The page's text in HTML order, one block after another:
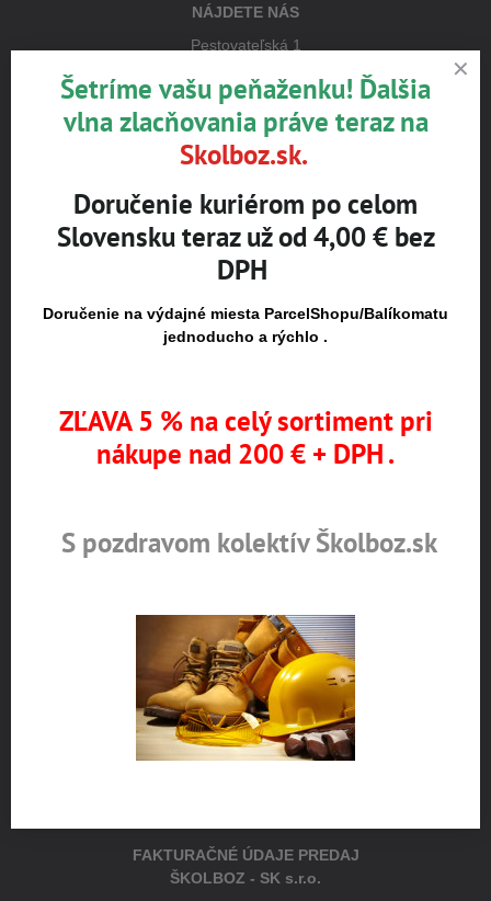
NÁJDETE NÁS
Pestovateľská 1
Otváracie hodiny
pondelok až štvrtok 8:00 – 16:00
POZOR!!! Otváracie hodiny - prázdninový režim,
Po - Št 7,00h-15h, Piat. 7,00h-13,00h
Upozornenie k objednávke:
Osobný odber na predajni je možný
po obdržaní potvrdzujúcej SMS alebo e-mailu.
Externý obsah je blokovaný Voľbami
Prajete si načítať externý obsah?
Povoliť a zapamätať - súhlas s druhom
cookie: Funkčné
Otvoriť obsah v novom okne
FAKTURAČNÉ ÚDAJE PREDAJ
ŠKOLBOZ - SK s.r.o.
Šetríme vašu peňaženku! Ďalšia
vlna zlacňovania práve teraz na
Skolboz.sk.
Doručenie kuriérom po celom
Slovensku teraz už od 4,00 € bez
DPH
Doručenie na výdajné miesta ParcelShopu/Balíkomatu
jednoducho a rýchlo .
ZĽAVA 5 % na celý sortiment pri
nákupe nad 200 € + DPH .
S pozdravom kolektív Školboz.sk